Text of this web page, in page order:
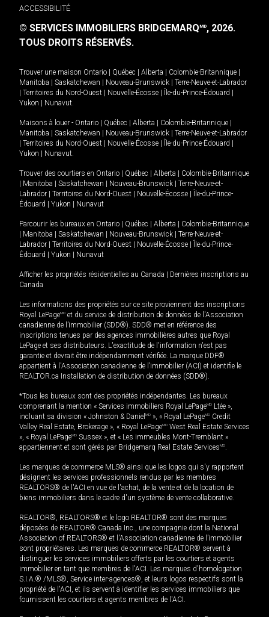
ACCESSIBILITÉ
© SERVICES IMMOBILIERS BRIDGEMARQMD, 2026.
TOUS DROITS RÉSERVÉS.
Trouver une maison Ontario | Québec | Alberta | Colombie-Britannique |
Manitoba | Saskatchewan | Nouveau-Brunswick | Terre-Neuve-et-Labrador
| Territoires du Nord-Ouest | Nouvelle-Écosse | Île-du-Prince-Édouard |
Yukon | Nunavut.
Maisons à louer - Ontario | Québec | Alberta | Colombie-Britannique |
Manitoba | Saskatchewan | Nouveau-Brunswick | Terre-Neuve-et-Labrador
| Territoires du Nord-Ouest | Nouvelle-Écosse | Île-du-Prince-Édouard |
Yukon | Nunavut.
Trouver des courtiers en Ontario | Québec | Alberta | Colombie-Britannique
| Manitoba | Saskatchewan | Nouveau-Brunswick | Terre-Neuve-et-
Labrador | Territoires du Nord-Ouest | Nouvelle-Écosse | Île-du-Prince-
Édouard | Yukon | Nunavut
Parcourir les bureaux en Ontario | Québec | Alberta | Colombie-Britannique
| Manitoba | Saskatchewan | Nouveau-Brunswick | Terre-Neuve-et-
Labrador | Territoires du Nord-Ouest | Nouvelle-Écosse | Île-du-Prince-
Édouard | Yukon | Nunavut
Afficher les propriétés résidentielles au Canada | Dernières inscriptions au
Canada
Les informations des propriétés sur ce site proviennent des inscriptions
Royal LePageMD et du service de distribution de données de l'Association
canadienne de l’immobilier (SDD®). SDD® met en référence des
inscriptions tenues par des agences immobilières autres que Royal
LePage et ses distributeurs. L'exactitude de l'information n'est pas
garantie et devrait être indépendamment vérifiée. La marque DDF®
appartient à l'Association canadienne de l’immobilier (ACI) et identifie le
REALTOR.ca Installation de distribution de données (SDD®).
*Tous les bureaux sont des propriétés indépendantes. Les bureaux
comprenant la mention « Services immobiliers Royal LePageMD Ltée »,
incluant sa division « Johnston & Daniel MD », « Royal LePageMD Credit
Valley Real Estate, Brokerage », « Royal LePageMD West Real Estate Services
», « Royal LePageMD Sussex », et « Les immeubles Mont-Tremblant »
appartiennent et sont gérés par Bridgemarq Real Estate ServicesMD.
Les marques de commerce MLS® ainsi que les logos qui s'y rapportent
désignent les services professionnels rendus par les membres
REALTORS® de l'ACI en vue de l'achat, de la vente et de la location de
biens immobiliers dans le cadre d'un système de vente collaborative.
REALTOR®, REALTORS® et le logo REALTOR® sont des marques
déposées de REALTOR® Canada Inc., une compagnie dont la National
Association of REALTORS® et l'Association canadienne de l’immobilier
sont propriétaires. Les marques de commerce REALTOR® servent à
distinguer les services immobiliers offerts par les courtiers et agents
immobilier en tant que membres de l'ACI. Les marques d'homologation
S.I.A.® /MLS®, Service inter-agences®, et leurs logos respectifs sont la
propriété de l'ACI, et ils servent à identifier les services immobiliers que
fournissent les courtiers et agents membres de l'ACI.